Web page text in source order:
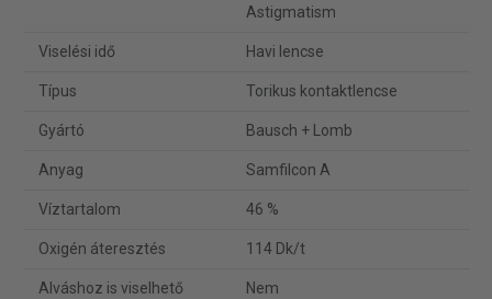
Astigmatism
Viselési idő Havi lencse
Típus Torikus kontaktlencse
Gyártó Bausch + Lomb
Anyag Samfilcon A
Víztartalom 46 %
Oxigén áteresztés 114 Dk/t
Alváshoz is viselhető Nem